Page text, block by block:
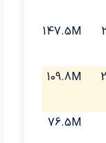
147.5M
109.8M
76.5M